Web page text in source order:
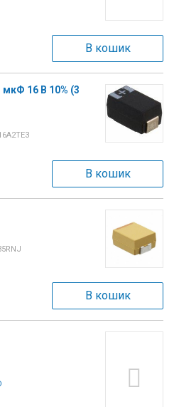
В кошик
16 В 10% (3
В кошик
В кошик